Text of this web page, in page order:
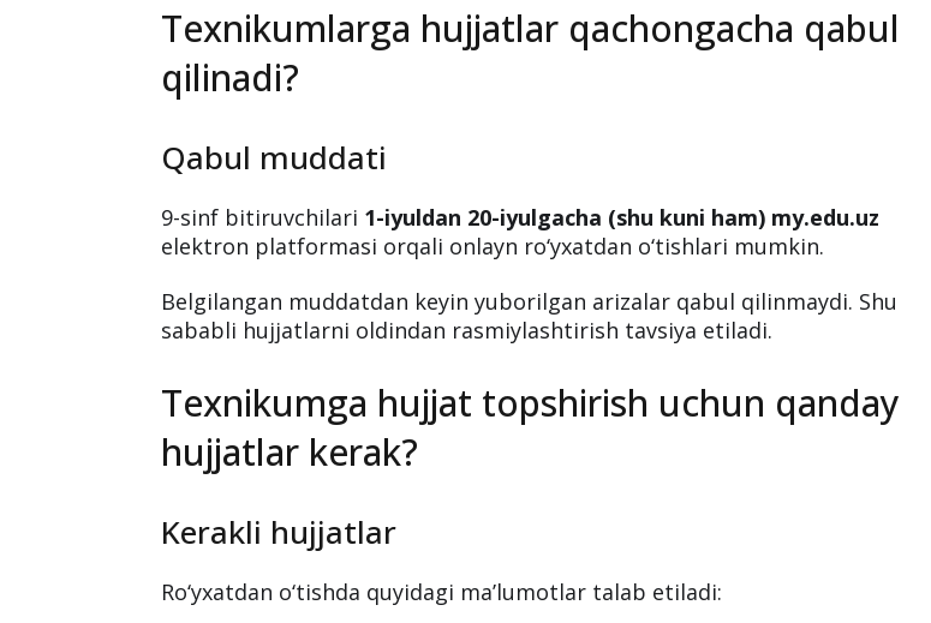
Texnikumlarga hujjatlar qachongacha qabul
qilinadi?
Qabul muddati
9-sinf bitiruvchilari 1-iyuldan 20-iyulgacha (shu kuni ham) my.edu.uz
elektron platformasi orqali onlayn ro‘yxatdan o‘tishlari mumkin.
Belgilangan muddatdan keyin yuborilgan arizalar qabul qilinmaydi. Shu
sababli hujjatlarni oldindan rasmiylashtirish tavsiya etiladi.
Texnikumga hujjat topshirish uchun qanday
hujjatlar kerak?
Kerakli hujjatlar
Ro‘yxatdan o‘tishda quyidagi ma’lumotlar talab etiladi: